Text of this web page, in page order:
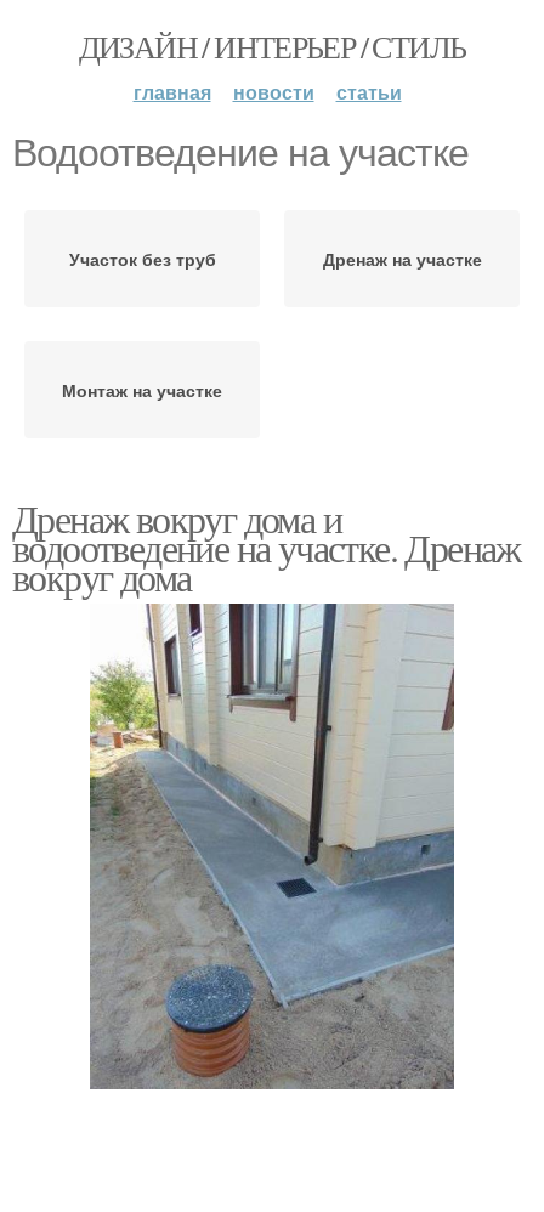
ДИЗАЙН / ИНТЕРЬЕР / СТИЛЬ
главная новости статьи
Водоотведение на участке
Участок без труб Дренаж на участке
Монтаж на участке
Дренаж вокруг дома и
водоотведение на участке. Дренаж
вокруг дома